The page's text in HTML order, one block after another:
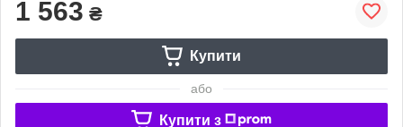
1 563 ₴
Купити
або
Купити з